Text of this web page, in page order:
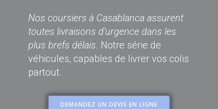
Nos coursiers à Casablanca assurent
toutes livraisons d’urgence dans les
plus brefs délais. Notre série de
véhicules, capables de livrer vos colis
partout.
DEMANDEZ UN DEVIS EN LIGNE